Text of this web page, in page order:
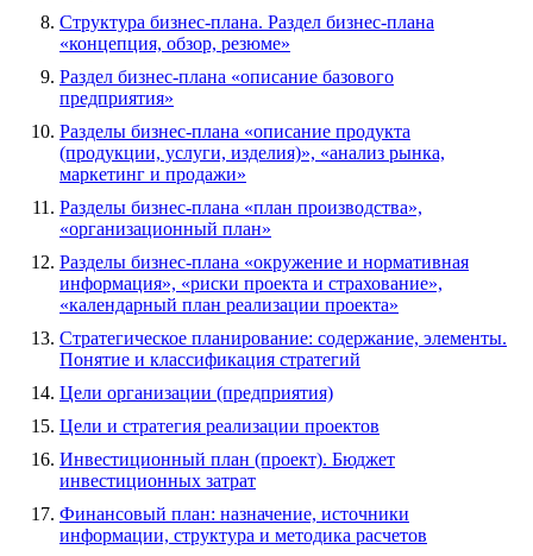
Структура бизнес-плана. Раздел бизнес-плана
«концепция, обзор, резюме»
Раздел бизнес-плана «описание базового
предприятия»
Разделы бизнес-плана «описание продукта
(продукции, услуги, изделия)», «анализ рынка,
маркетинг и продажи»
Разделы бизнес-плана «план производства»,
«организационный план»
Разделы бизнес-плана «окружение и нормативная
информация», «риски проекта и страхование»,
«календарный план реализации проекта»
Стратегическое планирование: содержание, элементы.
Понятие и классификация стратегий
Цели организации (предприятия)
Цели и стратегия реализации проектов
Инвестиционный план (проект). Бюджет
инвестиционных затрат
Финансовый план: назначение, источники
информации, структура и методика расчетов